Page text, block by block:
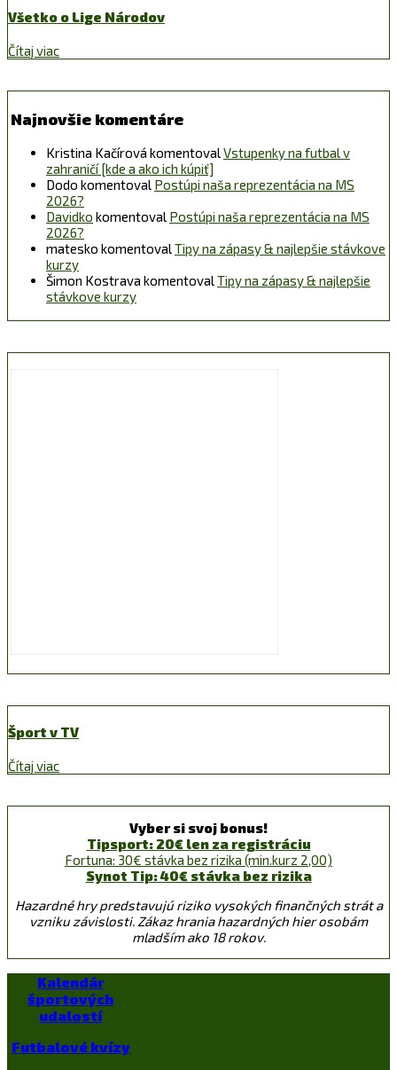
Všetko o Lige Národov
Čítaj viac
Najnovšie komentáre
Kristina Kačírová komentovalVstupenky na futbal v
zahraničí [kde a ako ich kúpiť]
Dodo komentoval Postúpi naša reprezentácia na MS
2026?
Davidko komentoval Postúpi naša reprezentácia na MS
2026?
matesko komentovalTipy na zápasy & najlepšie stávkove
kurzy
Šimon Kostrava komentovalTipy na zápasy & najlepšie
stávkove kurzy
Šport v TV
Čítaj viac
Vyber si svoj bonus!
Tipsport: 20€ len za registráciu
Fortuna: 30€ stávka bez rizika (min.kurz 2,00)
Synot Tip: 40€ stávka bez rizika
Hazardné hry predstavujú riziko vysokých finančných strát a
vzniku závislosti. Zákaz hrania hazardných hier osobám
mladším ako 18 rokov.
Kalendár
športových
udalostí
Futbalové kvízy